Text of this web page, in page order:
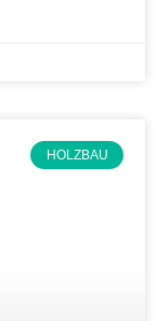
HOLZBAU